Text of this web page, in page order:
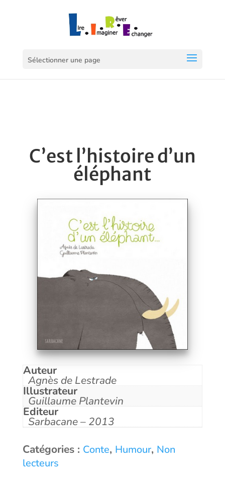
Sélectionner une page
C’est l’histoire d’un
éléphant
Auteur
Agnès de Lestrade
Illustrateur
Guillaume Plantevin
Editeur
Sarbacane – 2013
Catégories : Conte, Humour, Non
lecteurs